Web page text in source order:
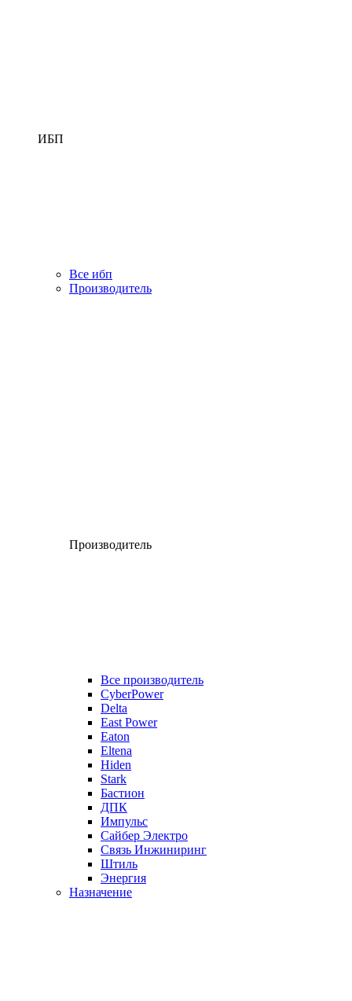
ИБП
Все ибп
Производитель
Производитель
Все производитель
CyberPower
Delta
East Power
Eaton
Eltena
Hiden
Stark
Бастион
ДПК
Импульс
Сайбер Электро
Связь Инжиниринг
Штиль
Энергия
Назначение